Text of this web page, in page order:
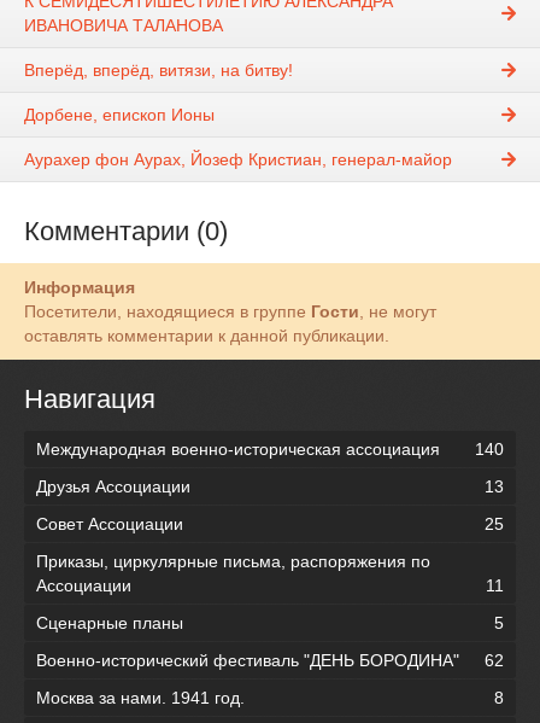
ИВАНОВИЧА ТАЛАНОВА
Вперёд, вперёд, витязи, на битву!
Дорбене, епископ Ионы
Аурахер фон Аурах, Йозеф Кристиан, генерал-майор
Комментарии (0)
Информация
Посетители, находящиеся в группе Гости , не могут
оставлять комментарии к данной публикации.
Навигация
Международная военно-историческая ассоциация
140
Друзья Ассоциации
13
Совет Ассоциации
25
Приказы, циркулярные письма, распоряжения по
Ассоциации
11
Сценарные планы
5
Военно-исторический фестиваль "ДЕНЬ БОРОДИНА"
62
Москва за нами. 1941 год.
8